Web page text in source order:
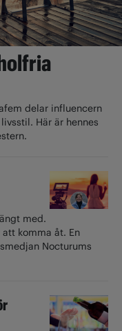
delar influencern
Här är hennes
med.
komma åt. En
Nocturums